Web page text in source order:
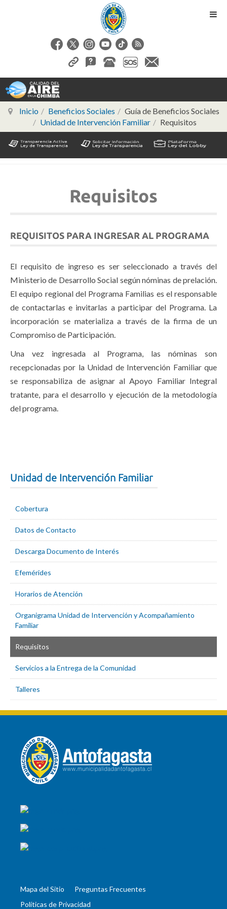
Inicio Beneficios Sociales
Guía de Beneficios Sociales
Unidad de Intervención Familiar
Requisitos
Requisitos
REQUISITOS PARA INGRESAR AL PROGRAMA
El requisito de ingreso es ser seleccionado a través del
Ministerio de Desarrollo Social según nóminas de prelación.
El equipo regional del Programa Familias es el responsable
de contactarlas e invitarlas a participar del Programa. La
incorporación se materializa a través de la firma de un
Compromiso de Participación.
Una vez ingresada al Programa, las nóminas son
recepcionadas por la Unidad de Intervención Familiar que
se responsabiliza de asignar al Apoyo Familiar Integral
tratante, para el desarrollo y ejecución de la metodología
del programa.
Unidad de Intervención Familiar
Cobertura
Datos de Contacto
Descarga Documento de Interés
Efemérides
Horarios de Atención
Organigrama Unidad de Intervención y Acompañamiento
Familiar
Requisitos
Servicios a la Entrega de la Comunidad
Talleres
Mapa del Sitio
Preguntas Frecuentes
Políticas de Privacidad